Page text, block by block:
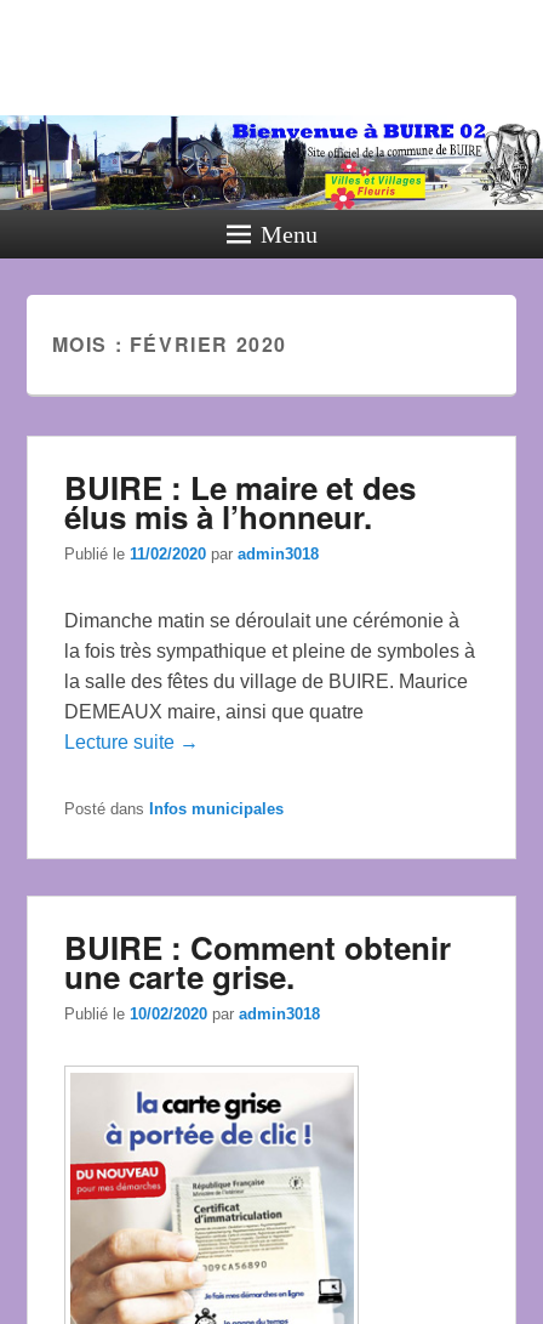
Menu
MOIS : FÉVRIER 2020
BUIRE : Le maire et des
élus mis à l’honneur.
Publié le11/02/2020 paradmin3018
Dimanche matin se déroulait une cérémonie à
la fois très sympathique et pleine de symboles à
la salle des fêtes du village de BUIRE. Maurice
DEMEAUX maire, ainsi que quatre
Lecture suite →
Posté dans Infos municipales
BUIRE : Comment obtenir
une carte grise.
Publié le10/02/2020 paradmin3018